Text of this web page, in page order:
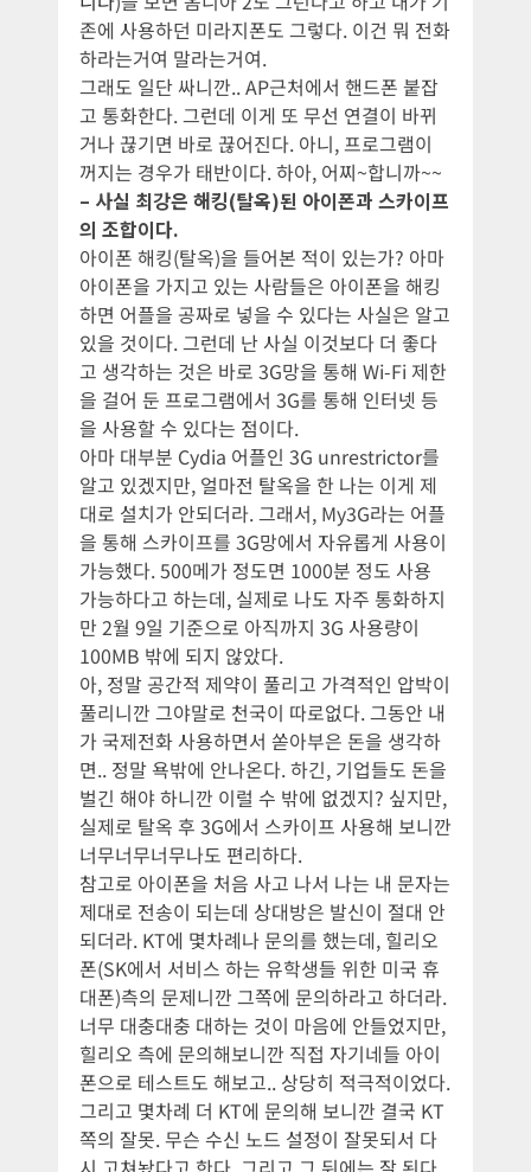
존에 사용하던 미라지폰도 그렇다. 이건 뭐 전화
하라는거여 말라는거여.
그래도 일단 싸니깐.. AP근처에서 핸드폰 붙잡
고 통화한다. 그런데 이게 또 무선 연결이 바뀌
거나 끊기면 바로 끊어진다. 아니, 프로그램이
꺼지는 경우가 태반이다. 하아, 어찌~합니까~~
– 사실 최강은 해킹(탈옥)된 아이폰과 스카이프
의 조합이다.
아이폰 해킹(탈옥)을 들어본 적이 있는가? 아마
아이폰을 가지고 있는 사람들은 아이폰을 해킹
하면 어플을 공짜로 넣을 수 있다는 사실은 알고
있을 것이다. 그런데 난 사실 이것보다 더 좋다
고 생각하는 것은 바로 3G망을 통해 Wi-Fi 제한
을 걸어 둔 프로그램에서 3G를 통해 인터넷 등
을 사용할 수 있다는 점이다.
아마 대부분 Cydia 어플인 3G unrestrictor를
알고 있겠지만, 얼마전 탈옥을 한 나는 이게 제
대로 설치가 안되더라. 그래서, My3G라는 어플
을 통해 스카이프를 3G망에서 자유롭게 사용이
가능했다. 500메가 정도면 1000분 정도 사용
가능하다고 하는데, 실제로 나도 자주 통화하지
만 2월 9일 기준으로 아직까지 3G 사용량이
100MB 밖에 되지 않았다.
아, 정말 공간적 제약이 풀리고 가격적인 압박이
풀리니깐 그야말로 천국이 따로없다. 그동안 내
가 국제전화 사용하면서 쏟아부은 돈을 생각하
면.. 정말 욕밖에 안나온다. 하긴, 기업들도 돈을
벌긴 해야 하니깐 이럴 수 밖에 없겠지? 싶지만,
실제로 탈옥 후 3G에서 스카이프 사용해 보니깐
너무너무너무나도 편리하다.
참고로 아이폰을 처음 사고 나서 나는 내 문자는
제대로 전송이 되는데 상대방은 발신이 절대 안
되더라. KT에 몇차례나 문의를 했는데, 힐리오
폰(SK에서 서비스 하는 유학생들 위한 미국 휴
대폰)측의 문제니깐 그쪽에 문의하라고 하더라.
너무 대충대충 대하는 것이 마음에 안들었지만,
힐리오 측에 문의해보니깐 직접 자기네들 아이
폰으로 테스트도 해보고.. 상당히 적극적이었다.
그리고 몇차례 더 KT에 문의해 보니깐 결국 KT
쪽의 잘못. 무슨 수신 노드 설정이 잘못되서 다